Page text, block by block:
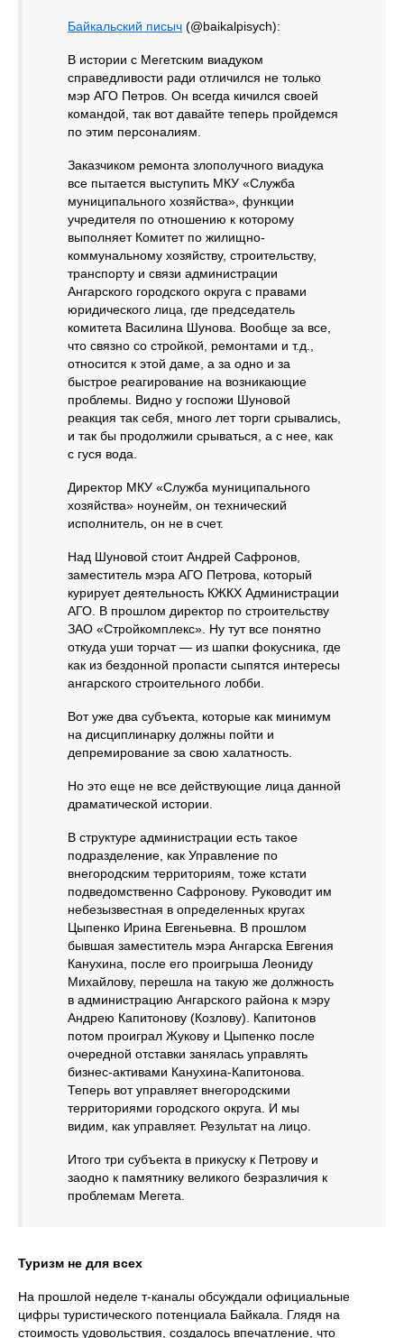
Байкальский писыч (@baikalpisych):
В истории с Мегетским виадуком
справедливости ради отличился не только
мэр АГО Петров. Он всегда кичился своей
командой, так вот давайте теперь пройдемся
по этим персоналиям.
Заказчиком ремонта злополучного виадука
все пытается выступить МКУ «Служба
муниципального хозяйства», функции
учредителя по отношению к которому
выполняет Комитет по жилищно-
коммунальному хозяйству, строительству,
транспорту и связи администрации
Ангарского городского округа с правами
юридического лица, где председатель
комитета Василина Шунова. Вообще за все,
что связно со стройкой, ремонтами и т.д.,
относится к этой даме, а за одно и за
быстрое реагирование на возникающие
проблемы. Видно у госпожи Шуновой
реакция так себя, много лет торги срывались,
и так бы продолжили срываться, а с нее, как
с гуся вода.
Директор МКУ «Служба муниципального
хозяйства» ноунейм, он технический
исполнитель, он не в счет.
Над Шуновой стоит Андрей Сафронов,
заместитель мэра АГО Петрова, который
курирует деятельность КЖКХ Администрации
АГО. В прошлом директор по строительству
ЗАО «Стройкомплекс». Ну тут все понятно
откуда уши торчат — из шапки фокусника, где
как из бездонной пропасти сыпятся интересы
ангарского строительного лобби.
Вот уже два субъекта, которые как минимум
на дисциплинарку должны пойти и
депремирование за свою халатность.
Но это еще не все действующие лица данной
драматической истории.
В структуре администрации есть такое
подразделение, как Управление по
внегородским территориям, тоже кстати
подведомственно Сафронову. Руководит им
небезызвестная в определенных кругах
Цыпенко Ирина Евгеньевна. В прошлом
бывшая заместитель мэра Ангарска Евгения
Канухина, после его проигрыша Леониду
Михайлову, перешла на такую же должность
в администрацию Ангарского района к мэру
Андрею Капитонову (Козлову). Капитонов
потом проиграл Жукову и Цыпенко после
очередной отставки занялась управлять
бизнес-активами Канухина-Капитонова.
Теперь вот управляет внегородскими
территориями городского округа. И мы
видим, как управляет. Результат на лицо.
Итого три субъекта в прикуску к Петрову и
заодно к памятнику великого безразличия к
проблемам Мегета.
Туризм не для всех
На прошлой неделе т-каналы обсуждали официальные
цифры туристического потенциала Байкала. Глядя на
стоимость удовольствия, создалось впечатление, что